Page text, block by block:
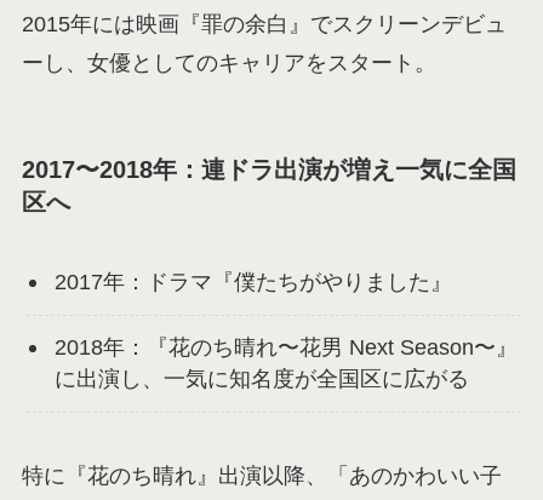
2015年には映画『罪の余白』でスクリーンデビュ
ーし、女優としてのキャリアをスタート。
2017〜2018年：連ドラ出演が増え一気に全国
区へ
2017年：ドラマ『僕たちがやりました』
2018年：『花のち晴れ〜花男 Next Season〜』
に出演し、一気に知名度が全国区に広がる
特に『花のち晴れ』出演以降、「あのかわいい子